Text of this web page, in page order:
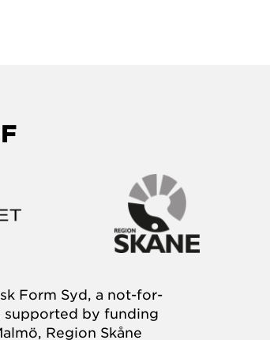
Form Syd, a not-for-
supported by funding
Region Skåne